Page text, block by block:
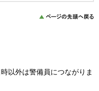
以外は警備員につながりま